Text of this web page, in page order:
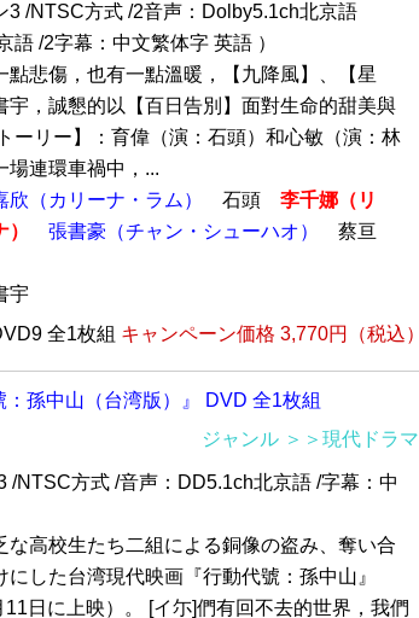
3 /NTSC方式 /2音声：Dolby5.1ch北京語
語 /2字幕：中文繁体字 英語 ）
點悲傷，也有一點溫暖，【九降風】、【星
宇，誠懇的以【百日告別】面對生命的甜美與
ーリー】：育偉（演：石頭）和心敏（演：林
場連環車禍中，...
欣（カリーナ・ラム） 石頭 李千娜（リ
張書豪（チャン・シューハオ）
蔡亘
宇
全1枚組 キャンペーン価格 3,770円（税込）
：孫中山（台湾版）』 DVD 全1枚組
ジャンル ＞＞現代ドラマ
/NTSC方式 /音声：DD5.1ch北京語 /字幕：中
な高校生たち二組による銅像の盗み、奪い合
にした台湾現代映画『行動代號：孫中山』
11日に上映）。 [イ尓]們有回不去的世界，我們